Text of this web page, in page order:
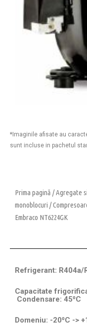
*Imaginile afisate au
sunt incluse in pachetul
Prima pagină /Agregate
monoblocuri /
Embraco NT6224GK
Refrigerant: R404a/
Capacitate
Condensare: 45⁰C
Domeniu: -20⁰C ->